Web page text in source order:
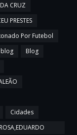
CRUZ
PRESTES
Por Futebol
blog
Blog
Cidades